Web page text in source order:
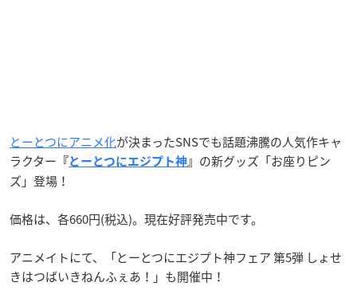
とーとつにアニメ化が決まったSNSでも話題沸騰の人気作キャ
ラクター 『とーとつにエジプト神 』 の新グッズ「お座りピン
ズ」登場！
価格は、各660円(税込)。現在好評発売中です。
アニメイトにて、「とーとつにエジプト神フェア 第5弾 しょせ
きはつばいきねんふぇあ！」も開催中！